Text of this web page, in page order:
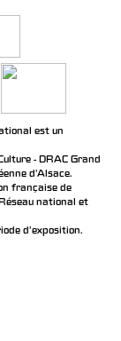
est un
- DRAC Grand
d’Alsace.
française de
national et
d'exposition.